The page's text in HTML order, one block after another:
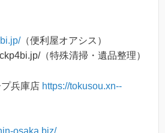
（便利屋オアシス）
（特殊清掃・遺品整理）
兵庫店 https://tokusou.xn--